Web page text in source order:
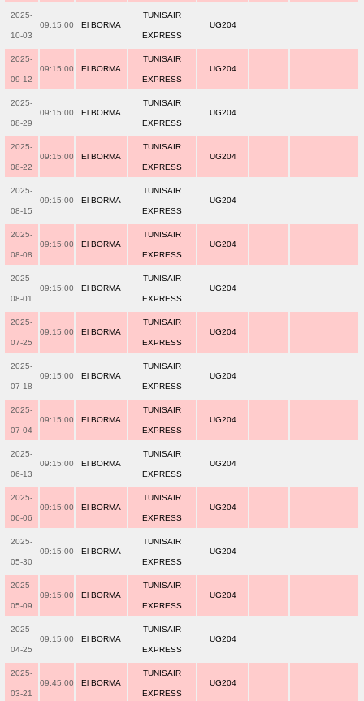
2025-
10-03
09:15:00 El BORMA
TUNISAIR
EXPRESS
UG204
2025-
09-12
09:15:00 El BORMA
TUNISAIR
EXPRESS
UG204
2025-
08-29
09:15:00 El BORMA
TUNISAIR
EXPRESS
UG204
2025-
08-22
09:15:00 El BORMA
TUNISAIR
EXPRESS
UG204
2025-
08-15
09:15:00 El BORMA
TUNISAIR
EXPRESS
UG204
2025-
08-08
09:15:00 El BORMA
TUNISAIR
EXPRESS
UG204
2025-
08-01
09:15:00 El BORMA
TUNISAIR
EXPRESS
UG204
2025-
07-25
09:15:00 El BORMA
TUNISAIR
EXPRESS
UG204
2025-
07-18
09:15:00 El BORMA
TUNISAIR
EXPRESS
UG204
2025-
07-04
09:15:00 El BORMA
TUNISAIR
EXPRESS
UG204
2025-
06-13
09:15:00 El BORMA
TUNISAIR
EXPRESS
UG204
2025-
06-06
09:15:00 El BORMA
TUNISAIR
EXPRESS
UG204
2025-
05-30
09:15:00 El BORMA
TUNISAIR
EXPRESS
UG204
2025-
05-09
09:15:00 El BORMA
TUNISAIR
EXPRESS
UG204
2025-
04-25
09:15:00 El BORMA
TUNISAIR
EXPRESS
UG204
2025-
03-21
09:45:00 El BORMA
TUNISAIR
EXPRESS
UG204